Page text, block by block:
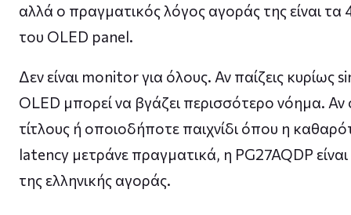
αλλά ο πραγματικός λόγος αγοράς της είναι
του OLED panel.
Δεν είναι monitor για όλους. Αν παίζεις κυρίως
OLED μπορεί να βγάζει περισσότερο νόημα.
τίτλους ή οποιοδήποτε παιχνίδι όπου η
latency μετράνε πραγματικά, η PG27AQDP
της ελληνικής αγοράς.